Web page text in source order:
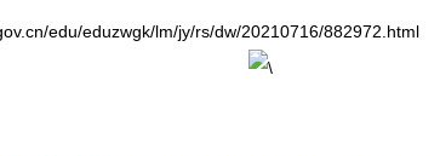
edu/eduzwgk/lm/jy/rs/dw/20210716/882972.html